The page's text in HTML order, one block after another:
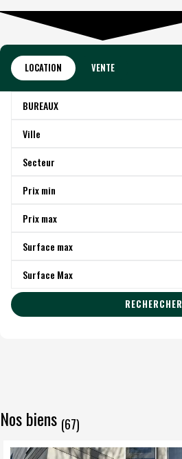
LOCATION VENTE
RECHERCHER
Nos biens (67)